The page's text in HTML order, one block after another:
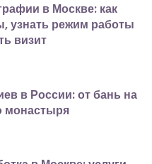
в Москве: как
узнать режим работы
визит
в России: от бань на
монастыря